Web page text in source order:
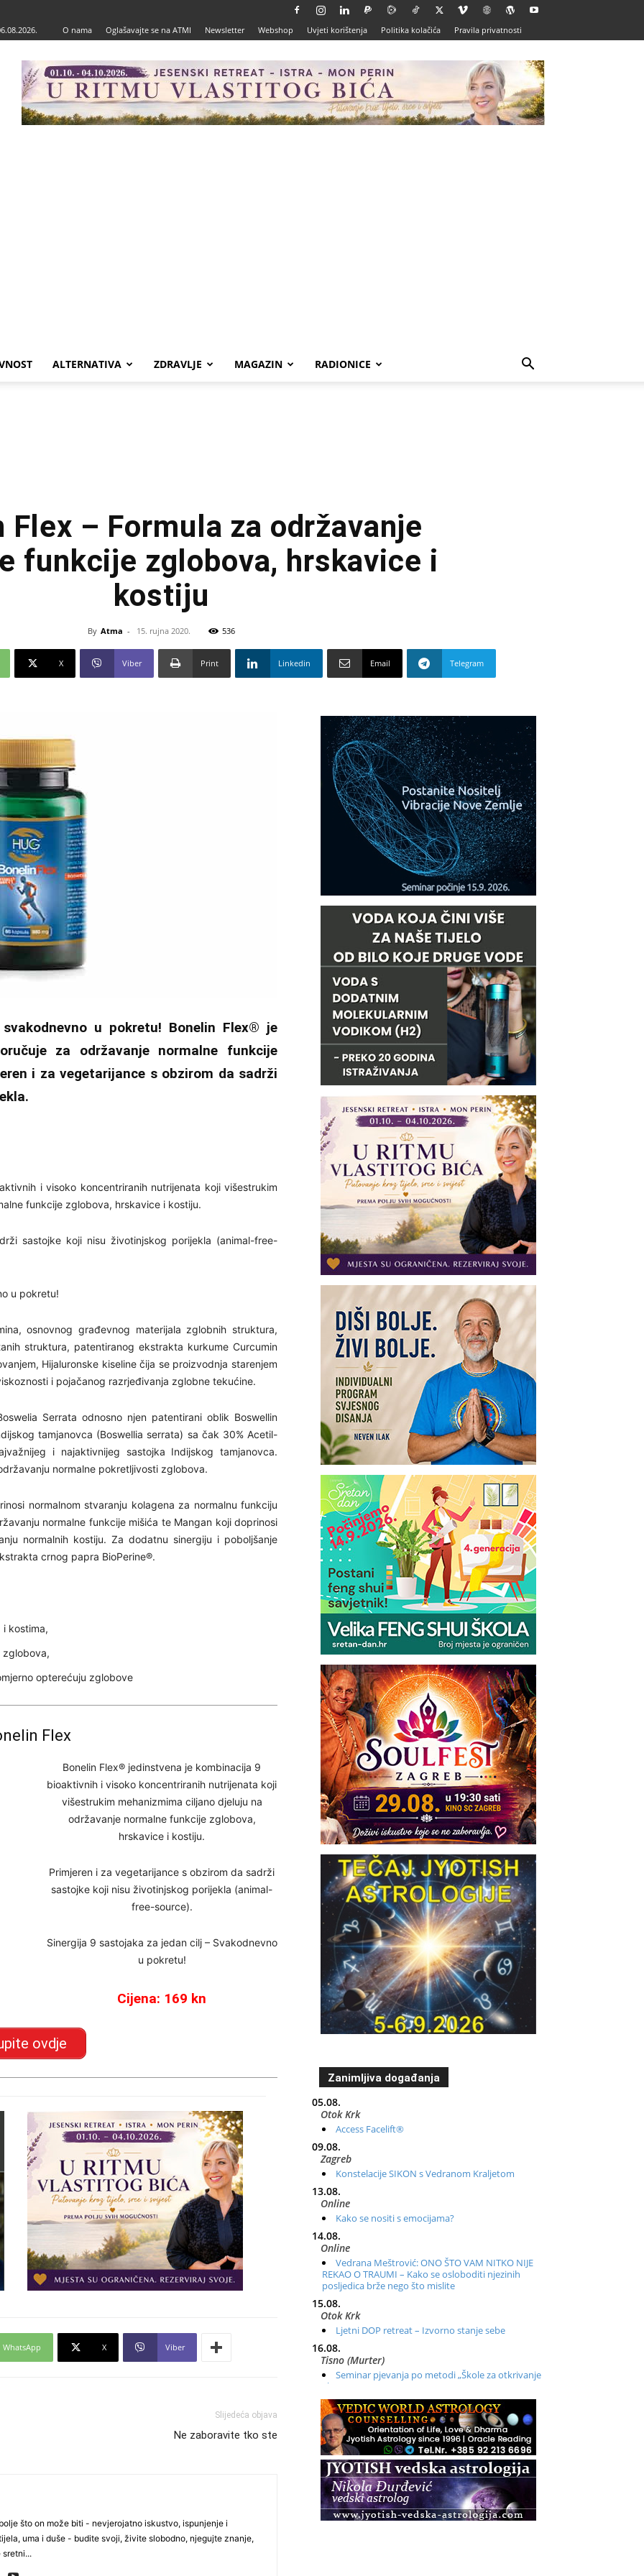
O nama Oglašavajte se na ATMI Newsletter Webshop Uvjeti korištenja Politika kolačića Pravila privatnosti
ALTERNATIVA ZDRAVLJE MAGAZIN RADIONICE
Flex – Formula za održavanje
funkcije zglobova, hrskavice i
kostiju
By Atma - 15. rujna 2020. 536
X Viber Print Linkedin Email Telegram
u pokretu! Bonelin Flex® je
za održavanje normalne funkcije
i za vegetarijance s obzirom da sadrži
i visoko koncentriranih nutrijenata koji višestrukim
funkcije zglobova, hrskavice i kostiju.
sastojke koji nisu životinjskog porijekla (animal-free-
u pokretu!
osnovnog građevnog materijala zglobnih struktura,
struktura, patentiranog ekstrakta kurkume Curcumin
Hijaluronske kiseline čija se proizvodnja starenjem
i pojačanog razrjeđivanja zglobne tekućine.
Serrata odnosno njen patentirani oblik Boswellin
tamjanovca (Boswellia serrata) sa čak 30% Acetil-
i najaktivnijeg sastojka Indijskog tamjanovca.
normalne pokretljivosti zglobova.
normalnom stvaranju kolagena za normalnu funkciju
normalne funkcije mišića te Mangan koji doprinosi
normalnih kostiju. Za dodatnu sinergiju i poboljšanje
crnog papra BioPerine®.
i kostima,
zglobova,
opterećuju zglobove
Flex
Bonelin Flex® jedinstvena je kombinacija 9
bioaktivnih i visoko koncentriranih nutrijenata koji
višestrukim mehanizmima ciljano djeluju na
održavanje normalne funkcije zglobova,
hrskavice i kostiju.
Primjeren i za vegetarijance s obzirom da sadrži
sastojke koji nisu životinjskog porijekla (animal-
free-source).
Sinergija 9 sastojaka za jedan cilj – Svakodnevno
u pokretu!
Cijena: 169 kn
ovdje
WhatsApp X Viber
Slijedeća objava
Ne zaboravite tko ste
što on može biti - nevjerojatno iskustvo, ispunjenje i
uma i duše - budite svoji, živite slobodno, njegujte znanje,
Zanimljiva događanja
05.08.
Otok Krk
Access Facelift®
09.08.
Zagreb
Konstelacije SIKON s Vedranom Kraljetom
13.08.
Online
Kako se nositi s emocijama?
14.08.
Online
Vedrana Meštrović: ONO ŠTO VAM NITKO NIJE
REKAO O TRAUMI – Kako se osloboditi njezinih
posljedica brže nego što mislite
15.08.
Otok Krk
Ljetni DOP retreat – Izvorno stanje sebe
16.08.
Tisno (Murter)
Seminar pjevanja po metodi „Škole za otkrivanje
glasa“
20.08.
Online
Radionica: Pomagači iz drugih dimenzija Online –
otvoreno za sve
21.08.
Zagreb+Online
Osnovni ThetaHealing® tečaj, Zagreb i Online
22.08.
Pula